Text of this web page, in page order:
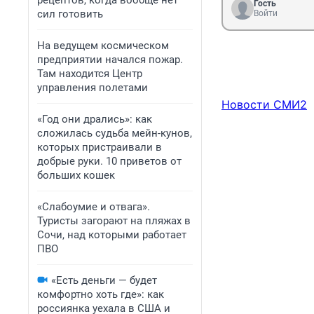
сил готовить
На ведущем космическом
предприятии начался пожар.
Там находится Центр
управления полетами
«Год они дрались»: как
сложилась судьба мейн-кунов,
которых пристраивали в
добрые руки. 10 приветов от
больших кошек
«Слабоумие и отвага».
Туристы загорают на пляжах в
Сочи, над которыми работает
ПВО
«Есть деньги — будет
комфортно хоть где»: как
россиянка уехала в США и
Гость
Войти
Новости СМИ2